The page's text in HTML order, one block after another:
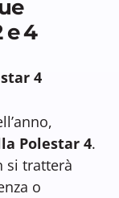
e 4
4
Polestar 4.
si tratterà
o